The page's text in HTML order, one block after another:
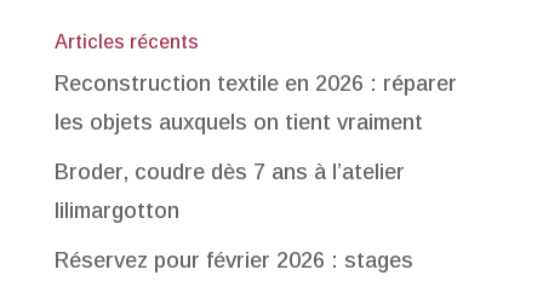
Articles récents
Reconstruction textile en 2026 : réparer
les objets auxquels on tient vraiment
Broder, coudre dès 7 ans à l’atelier
lilimargotton
Réservez pour février 2026 : stages